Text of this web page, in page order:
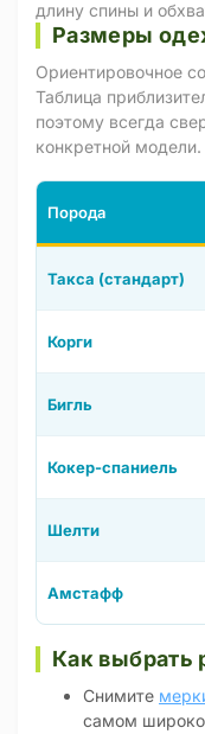
длину спины и
Размеры
Ориентировочное
Таблица
поэтому всегда
конкретной модели.
Порода
Такса (стандарт)
Корги
Бигль
Кокер-спаниель
Шелти
Амстафф
Как выбрать
Снимите
самом